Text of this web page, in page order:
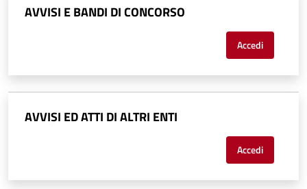
AVVISI E BANDI DI CONCORSO
Accedi
AVVISI ED ATTI DI ALTRI ENTI
Accedi